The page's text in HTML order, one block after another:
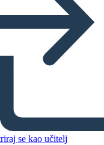
se kao učitelj